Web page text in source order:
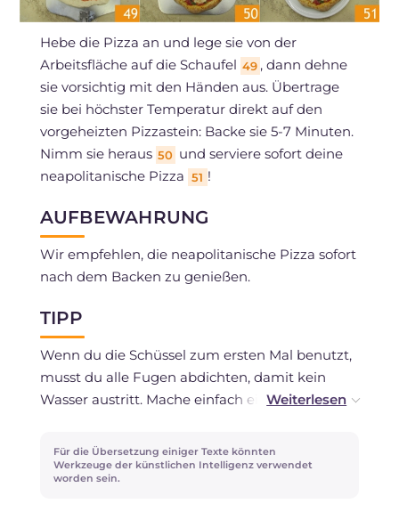
Hebe die Pizza an und lege sie von der
Arbeitsfläche auf die Schaufel 49 , dann dehne
sie vorsichtig mit den Händen aus. Übertrage
sie bei höchster Temperatur direkt auf den
vorgeheizten Pizzastein: Backe sie 5-7 Minuten.
Nimm sie heraus 50 und serviere sofort deine
neapolitanische Pizza 51 !
AUFBEWAHRUNG
Wir empfehlen, die neapolitanische Pizza sofort
nach dem Backen zu genießen.
TIPP
Wenn du die Schüssel zum ersten Mal benutzt,
musst du alle Fugen abdichten, damit kein
Wasser austritt. Mache einfach einen Brei aus
Finger auf allen Holzschnittstellen, Ecken und
Vertiefungen. Lasse ihn dann mindestens 20
Für die Übersetzung einiger Texte könnten
Werkzeuge der künstlichen Intelligenz verwendet
worden sein.